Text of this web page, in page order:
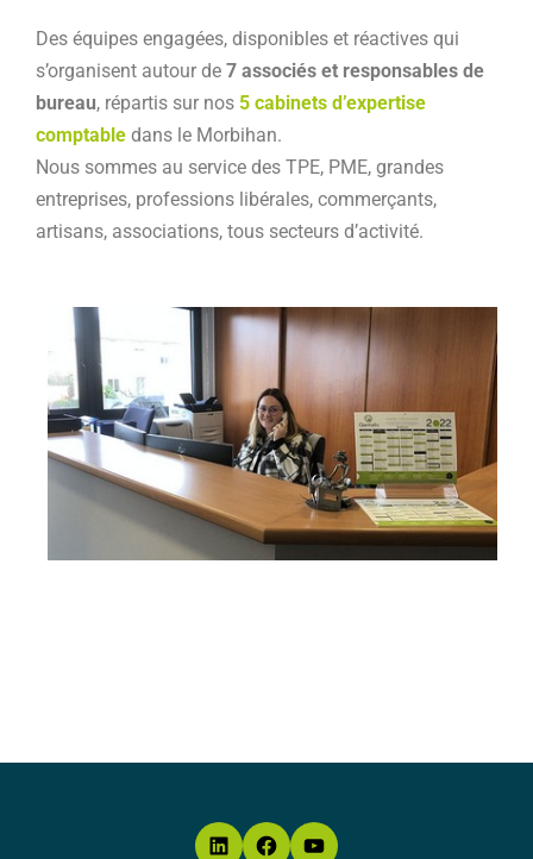
Des équipes engagées, disponibles et réactives qui
s’organisent autour de 7 associés et responsables de
bureau, répartis sur nos 5 cabinets d’expertise
comptable dans le Morbihan.
Nous sommes au service des TPE, PME, grandes
entreprises, professions libérales, commerçants,
artisans, associations, tous secteurs d’activité.